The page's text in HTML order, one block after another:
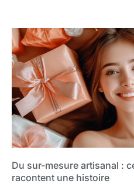
Du sur-mesure artisanal :
racontent une histoire